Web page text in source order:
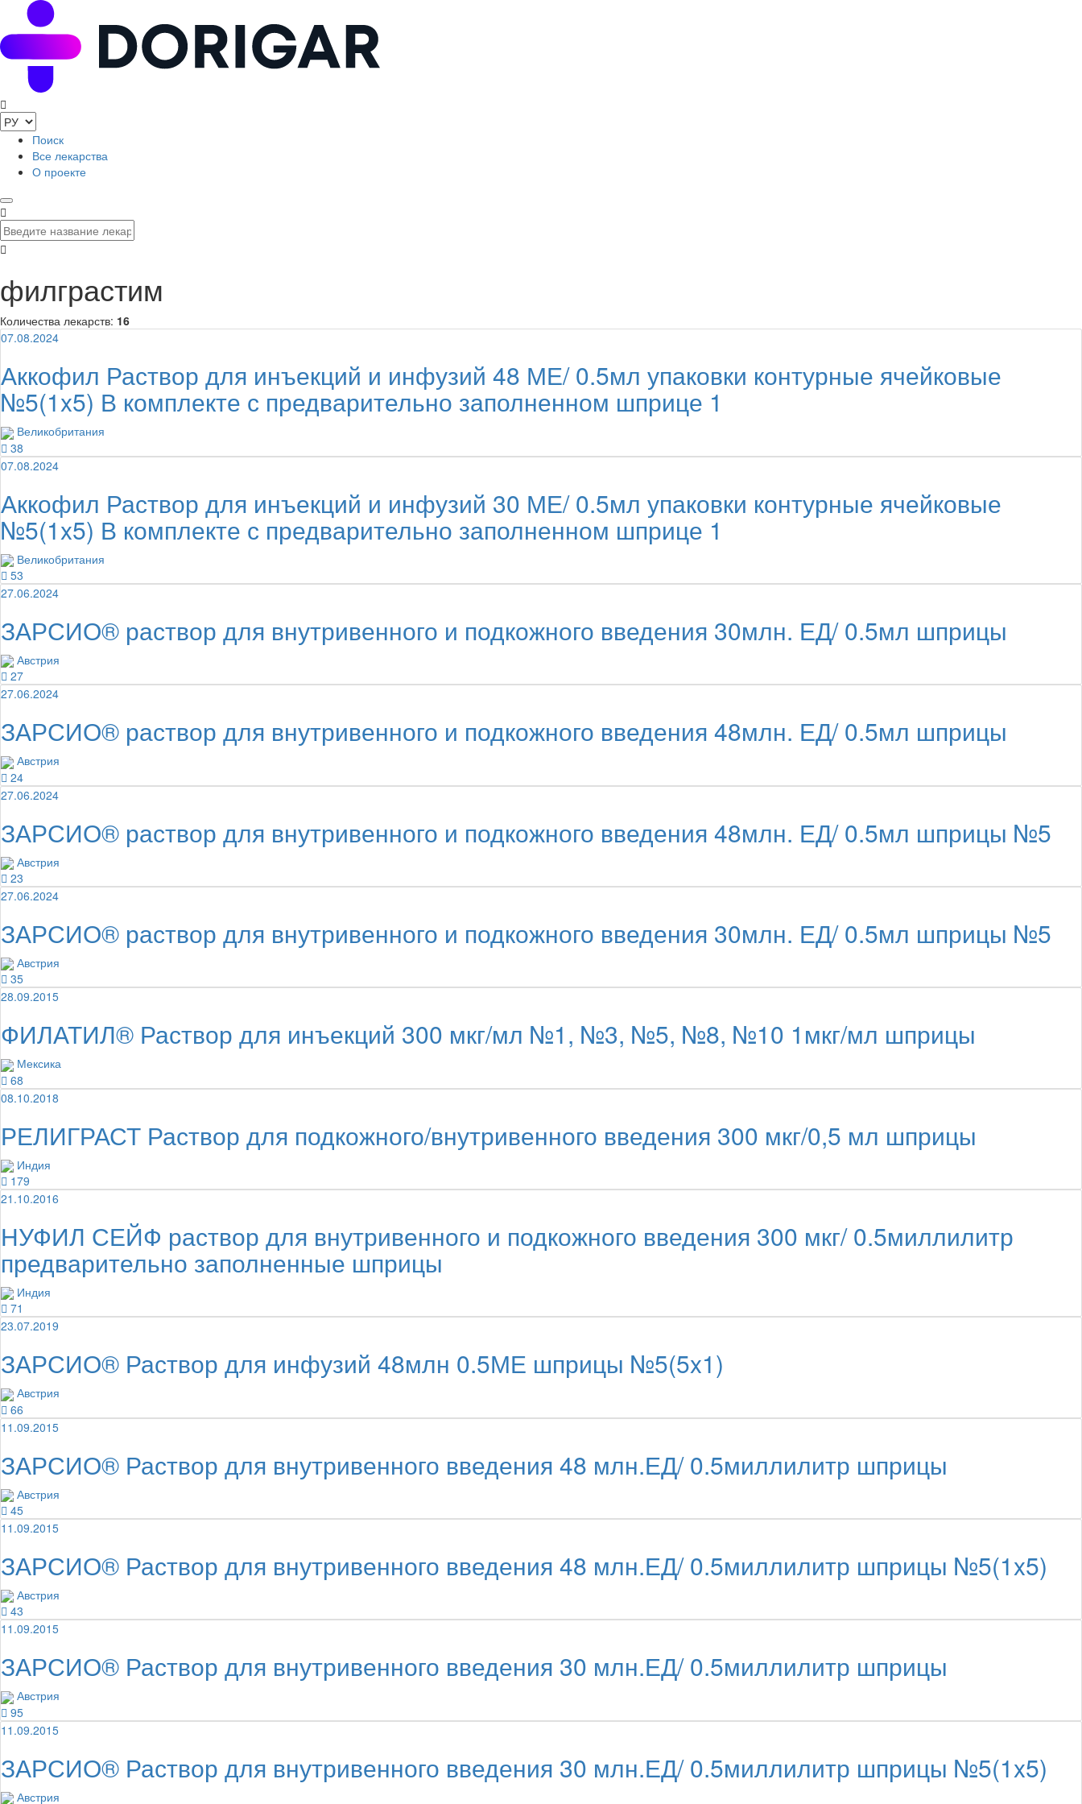
Поиск
Все лекарства
О проекте
филграстим
Количества лекарств: 16
07.08.2024
Аккофил Раствор для инъекций и инфузий 48 МЕ/ 0.5мл упаковки контурные ячейковые
№5(1x5) В комплекте с предварительно заполненном шприце 1
Великобритания
38
07.08.2024
Аккофил Раствор для инъекций и инфузий 30 МЕ/ 0.5мл упаковки контурные ячейковые
№5(1x5) В комплекте с предварительно заполненном шприце 1
Великобритания
53
27.06.2024
ЗАРСИО® раствор для внутривенного и подкожного введения 30млн. ЕД/ 0.5мл шприцы
Австрия
27
27.06.2024
ЗАРСИО® раствор для внутривенного и подкожного введения 48млн. ЕД/ 0.5мл шприцы
Австрия
24
27.06.2024
ЗАРСИО® раствор для внутривенного и подкожного введения 48млн. ЕД/ 0.5мл шприцы №5
Австрия
23
27.06.2024
ЗАРСИО® раствор для внутривенного и подкожного введения 30млн. ЕД/ 0.5мл шприцы №5
Австрия
35
28.09.2015
ФИЛАТИЛ® Раствор для инъекций 300 мкг/мл №1, №3, №5, №8, №10 1мкг/мл шприцы
Мексика
68
08.10.2018
РЕЛИГРАСТ Раствор для подкожного/внутривенного введения 300 мкг/0,5 мл шприцы
Индия
179
21.10.2016
НУФИЛ СЕЙФ раствор для внутривенного и подкожного введения 300 мкг/ 0.5миллилитр
предварительно заполненные шприцы
Индия
71
23.07.2019
ЗАРСИО® Раствор для инфузий 48млн 0.5МЕ шприцы №5(5x1)
Австрия
66
11.09.2015
ЗАРСИО® Раствор для внутривенного введения 48 млн.ЕД/ 0.5миллилитр шприцы
Австрия
45
11.09.2015
ЗАРСИО® Раствор для внутривенного введения 48 млн.ЕД/ 0.5миллилитр шприцы №5(1x5)
Австрия
43
11.09.2015
ЗАРСИО® Раствор для внутривенного введения 30 млн.ЕД/ 0.5миллилитр шприцы
Австрия
95
11.09.2015
ЗАРСИО® Раствор для внутривенного введения 30 млн.ЕД/ 0.5миллилитр шприцы №5(1x5)
Австрия